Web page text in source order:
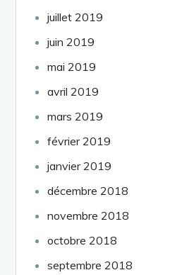
juillet 2019
juin 2019
mai 2019
avril 2019
mars 2019
février 2019
janvier 2019
décembre 2018
novembre 2018
octobre 2018
septembre 2018